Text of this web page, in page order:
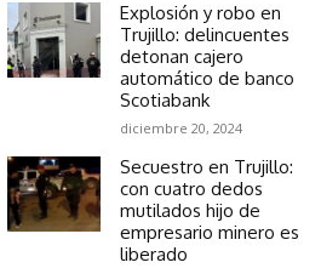
Explosión y robo en
Trujillo: delincuentes
detonan cajero
automático de banco
Scotiabank
diciembre 20, 2024
Secuestro en Trujillo:
con cuatro dedos
mutilados hijo de
empresario minero es
liberado